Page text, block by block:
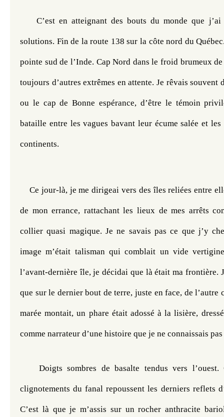
C’est en atteignant des bouts du monde que
solutions. Fin de la route 138 sur la côte nord du
pointe sud de l’Inde. Cap Nord dans le froid brumeux
toujours d’autres extrêmes en attente. Je rêvais souvent
ou le cap de Bonne espérance, d’être le témoin
bataille entre les vagues bavant leur écume salée et les
continents.
Ce jour-là, je me dirigeai vers des îles reliées entre
de mon errance, rattachant les lieux de mes arrêts
collier quasi magique. Je ne savais pas ce que j’y
image m’était talisman qui comblait un vide
l’avant-dernière île, je décidai que là était ma frontière.
que sur le dernier bout de terre, juste en face, de l’autre
marée montait, un phare était adossé à la lisière,
comme narrateur d’une histoire que je ne connaissais
Doigts sombres de basalte tendus vers l’ouest.
clignotements du fanal repoussent les derniers reflets
C’est là que je m’assis sur un rocher anthracite